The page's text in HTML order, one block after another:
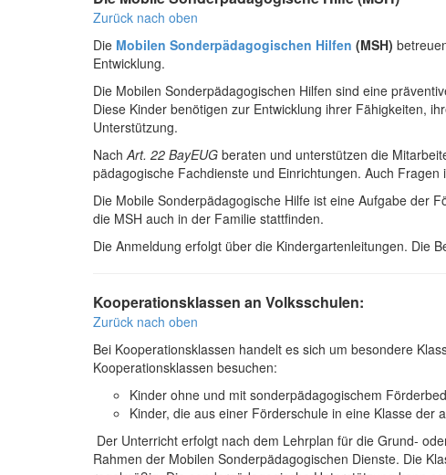
Zurück nach oben
Die Mobilen Sonderpädagogischen Hilfen (MSH)
Entwicklung.
Die Mobilen Sonderpädagogischen Hilfen sind eine
Diese Kinder benötigen zur Entwicklung ihrer Fähigkeiten,
Unterstützung.
NachArt. 22 BayEUG beraten und unterstützen die
pädagogische Fachdienste und Einrichtungen. Auch
Die Mobile Sonderpädagogische Hilfe ist eine Aufgabe der
die MSH auch in der Familie stattfinden.
Die Anmeldung erfolgt über die Kindergartenleitungen. Die
Kooperationsklassen an Volksschulen:
Zurück nach oben
Bei Kooperationsklassen handelt es sich um besondere
Kooperationsklassen besuchen:
Kinder ohne und mit sonderpädagogischem
Kinder, die aus einer Förderschule in eine Klasse
Der Unterricht erfolgt nach dem Lehrplan für die Grund-
Rahmen der Mobilen Sonderpädagogischen Dienste. Die